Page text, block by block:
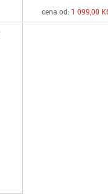
cena od: 1 099,00